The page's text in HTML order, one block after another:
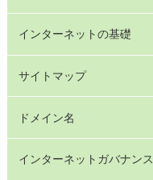
インターネットの基礎
サイトマップ
ドメイン名
インターネットガバナンス